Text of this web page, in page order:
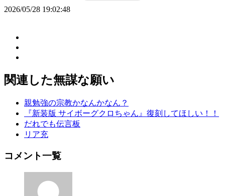
2026/05/28 19:02:48
関連した無謀な願い
親勉強の宗教かなんかなん？
『新装版 サイボーグクロちゃん』復刻してほしい！！
だれでも伝言板
リア充
コメント一覧